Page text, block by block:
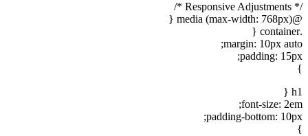
/* Responsive Adjustments */
@media (max-width: 768px) {
.container {
margin: 10px auto;
padding: 15px;
}
h1 {
font-size: 2em;
padding-bottom: 10px;
}